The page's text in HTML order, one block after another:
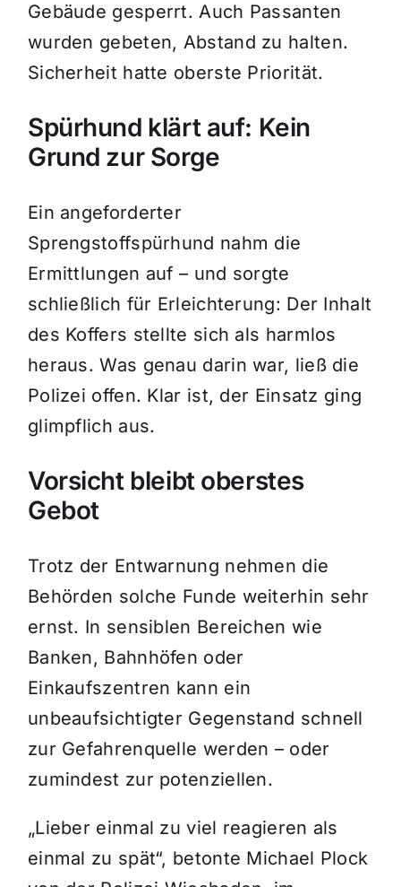
Gebäude gesperrt. Auch Passanten
wurden gebeten, Abstand zu halten.
Sicherheit hatte oberste Priorität.
Spürhund klärt auf: Kein
Grund zur Sorge
Ein angeforderter
Sprengstoffspürhund nahm die
Ermittlungen auf – und sorgte
schließlich für Erleichterung: Der Inhalt
des Koffers stellte sich als harmlos
heraus. Was genau darin war, ließ die
Polizei offen. Klar ist, der Einsatz ging
glimpflich aus.
Vorsicht bleibt oberstes
Gebot
Trotz der Entwarnung nehmen die
Behörden solche Funde weiterhin sehr
ernst. In sensiblen Bereichen wie
Banken, Bahnhöfen oder
Einkaufszentren kann ein
unbeaufsichtigter Gegenstand schnell
zur Gefahrenquelle werden – oder
zumindest zur potenziellen.
„Lieber einmal zu viel reagieren als
einmal zu spät“, betonte Michael Plock